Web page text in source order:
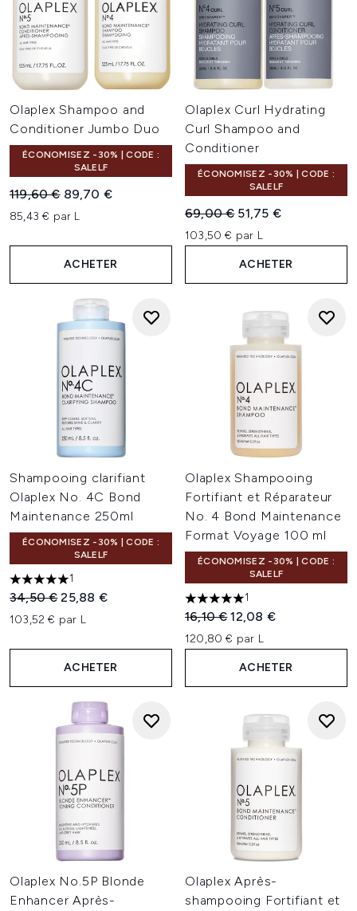
Olaplex Shampoo and
Conditioner Jumbo Duo
ÉCONOMISEZ -30% | CODE :
SALELF
Prix de vente :
119,60 € Prix ​​actuel :
89,70 €
85,43 € par L
ACHETER
Olaplex Curl Hydrating
Curl Shampoo and
Conditioner
ÉCONOMISEZ -30% | CODE :
SALELF
Prix de vente :
69,00 € Prix ​​actuel :
51,75 €
103,50 € par L
ACHETER
Shampooing clarifiant
Olaplex No. 4C Bond
Maintenance 250ml
ÉCONOMISEZ -30% | CODE :
SALELF
5 étoiles sur un maximum de 5
1
Prix de vente :
34,50 €Prix ​​actuel :
25,88 €
103,52 € par L
ACHETER
Olaplex Shampooing
Fortifiant et Réparateur
No. 4 Bond Maintenance
Format Voyage 100 ml
ÉCONOMISEZ -30% | CODE :
SALELF
5 étoiles sur un maximum de
1
Prix de vente :
16,10 €Prix ​​actuel :
12,08 €
120,80 € par L
ACHETER
Olaplex No.5P Blonde
Enhancer Après-
Olaplex Après-
shampooing Fortifiant et